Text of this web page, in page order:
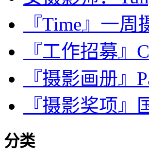
『Time』一
『工作招募』
『摄影画册』
『摄影奖项』
分类